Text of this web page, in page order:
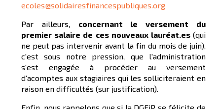
ecoles@solidairesfinancespubliques.org
Par ailleurs, concernant le versement du
premier salaire de ces nouveaux lauréat.es (qui
ne peut pas intervenir avant la fin du mois de juin),
c'est sous notre pression, que l'administration
s'est engagée à procéder au versement
d'acomptes aux stagiaires qui les solliciteraient en
raison en difficultés (sur justification).